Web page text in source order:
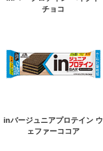
チョコ
inバージュニアプロテイン ウ
ェファーココア